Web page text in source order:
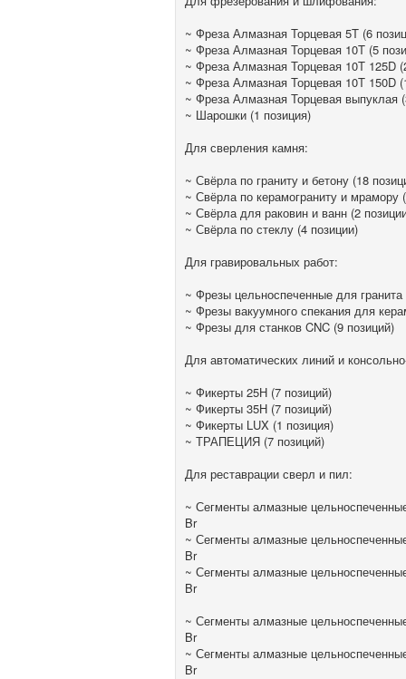
~ Фреза Алмазная Торцевая 5T (6
~ Фреза Алмазная Торцевая 10T (5
~ Фреза Алмазная Торцевая 10T 125D
~ Фреза Алмазная Торцевая 10T 150D
~ Фреза Алмазная Торцевая выпуклая
~ Шарошки (1 позиция)
Для сверления камня:
~ Свёрла по граниту и бетону (18
~ Свёрла по керамограниту и мрамору
~ Свёрла для раковин и ванн (2
~ Свёрла по стеклу (4 позиции)
Для гравировальных работ:
~ Фрезы цельноспеченные для
~ Фрезы вакуумного спекания для
~ Фрезы для станков CNC (9 позиций)
Для автоматических линий и
~ Фикерты 25Н (7 позиций)
~ Фикерты 35Н (7 позиций)
~ Фикерты LUX (1 позиция)
~ ТРАПЕЦИЯ (7 позиций)
Для реставрации сверл и пил:
~ Сегменты алмазные
Br
~ Сегменты алмазные
Br
~ Сегменты алмазные
Br
~ Сегменты алмазные
Br
~ Сегменты алмазные
Br